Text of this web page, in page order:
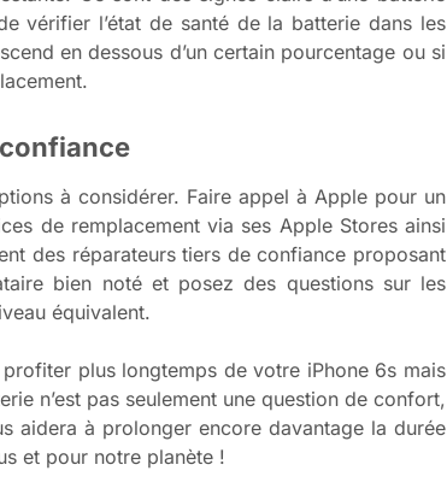
vérifier l’état de santé de la batterie dans les
en dessous d’un certain pourcentage ou si
à considérer. Faire appel à Apple pour un
de remplacement via ses Apple Stores ainsi
des réparateurs tiers de confiance proposant
bien noté et posez des questions sur les
équivalent.
plus longtemps de votre iPhone 6s mais
n’est pas seulement une question de confort,
aidera à prolonger encore davantage la durée
et pour notre planète !